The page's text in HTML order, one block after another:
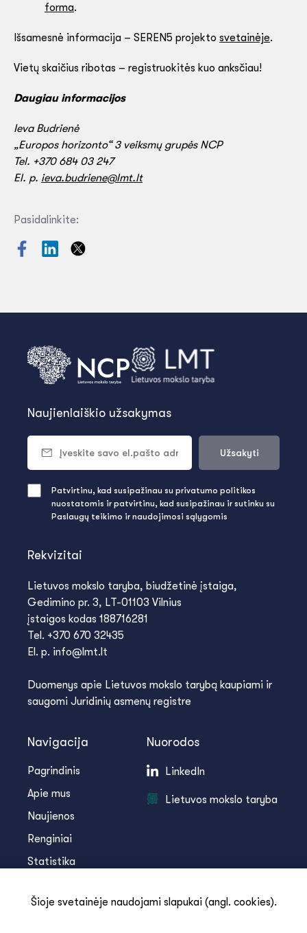
forma.
Išsamesnė informacija – SEREN5 projekto svetainėje.
Vietų skaičius ribotas – registruokitės kuo anksčiau!
Daugiau informacijos
Ieva Budrienė
„Europos horizonto“ 3 veiksmų grupės NCP
Tel. +370 684 03 247
El. p. ieva.budriene@lmt.lt
Pasidalinkite:
Rekvizitai
Lietuvos mokslo taryba, biudžetinė įstaiga,
Gedimino pr. 3, LT-01103 Vilnius
įstaigos kodas 188716281
Tel. +370 670 32435
El. p. info@lmt.lt
Duomenys apie Lietuvos mokslo tarybą kaupiami ir
saugomi Juridinių asmenų registre
Navigacija
Pagrindinis
Apie mus
Naujienos
Renginiai
Statistika
Kontaktai
Nuorodos
LinkedIn
Lietuvos mokslo taryba
Naujienlaiškio užsakymas
Užsakyti
Patvirtinu, kad susipažinau su privatumo politikos
nuostatomis ir patvirtinu, kad susipažinau ir sutinku su
Paslaugų teikimo ir naudojimosi sąlygomis
Šioje svetainėje naudojami slapukai (angl. cookies).